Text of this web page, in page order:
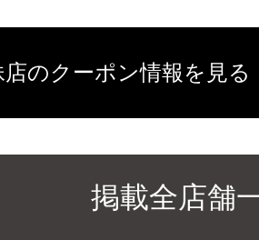
店のクーポン情報を見る
掲載全店舗